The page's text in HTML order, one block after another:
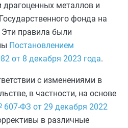
металлов и
фонда на
правила были
Постановлением
от 8 декабря 2023 года.
с изменениями в
в частности, на основе
ФЗ от 29 декабря 2022
в различные